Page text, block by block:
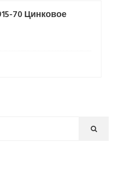
70 Цинковое